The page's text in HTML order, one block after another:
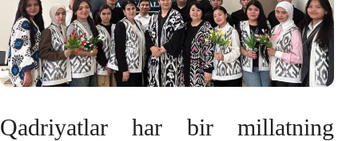
Qadriyatlar har bir millatning